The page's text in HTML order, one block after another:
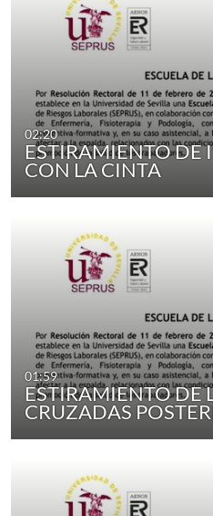
02:20
ESTIRAMIENTO DE
CON LA CINTA
01:59
ESTIRAMIENTO DE
CRUZADAS